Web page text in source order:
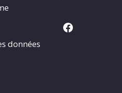
données
Facebook